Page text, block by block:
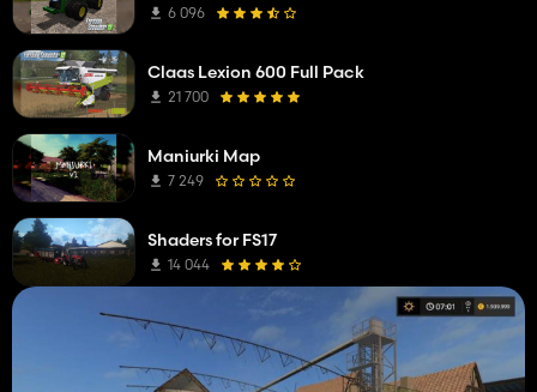
6 096
Claas Lexion 600 Full Pack
21 700
Maniurki Map
7 249
Shaders for FS17
14 044